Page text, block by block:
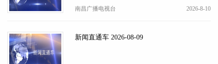
南昌广播电视台 2026-8-10
新闻直通车 2026-08-09